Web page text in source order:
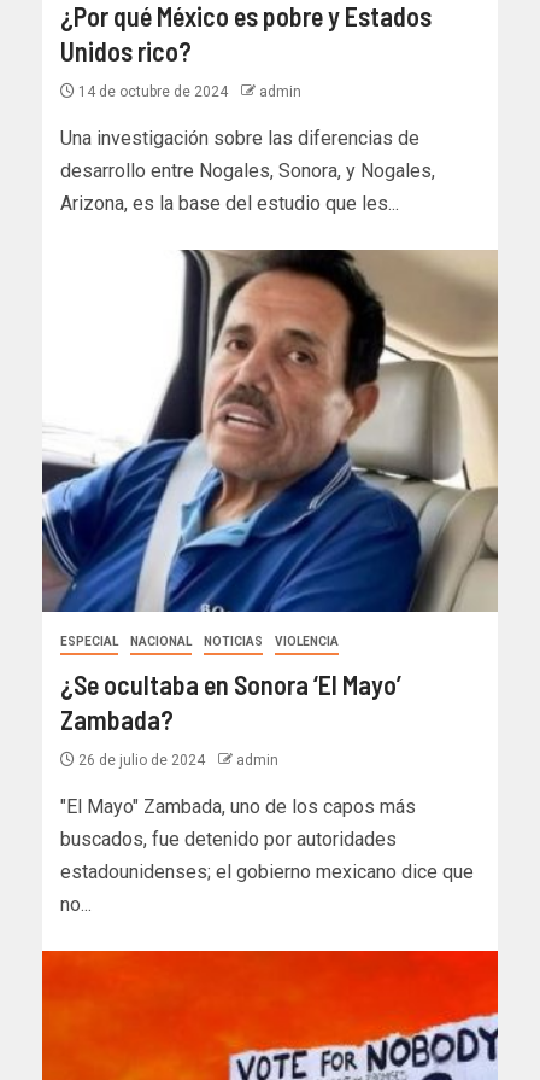
¿Por qué México es pobre y Estados
Unidos rico?
14 de octubre de 2024 admin
Una investigación sobre las diferencias de
desarrollo entre Nogales, Sonora, y Nogales,
Arizona, es la base del estudio que les...
ESPECIAL NACIONAL NOTICIAS VIOLENCIA
¿Se ocultaba en Sonora ‘El Mayo’
Zambada?
26 de julio de 2024 admin
"El Mayo" Zambada, uno de los capos más
buscados, fue detenido por autoridades
estadounidenses; el gobierno mexicano dice que
no...